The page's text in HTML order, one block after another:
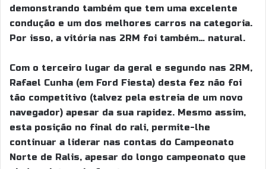
demonstrando também que tem uma excelente
condução e um dos melhores carros na categoria.
Por isso, a vitória nas 2RM foi também… natural.
Com o terceiro lugar da geral e segundo nas 2RM,
Rafael Cunha (em Ford Fiesta) desta fez não foi
tão competitivo (talvez pela estreia de um novo
navegador) apesar da sua rapidez. Mesmo assim,
esta posição no final do rali, permite-lhe
continuar a liderar nas contas do Campeonato
Norte de Ralis, apesar do longo campeonato que